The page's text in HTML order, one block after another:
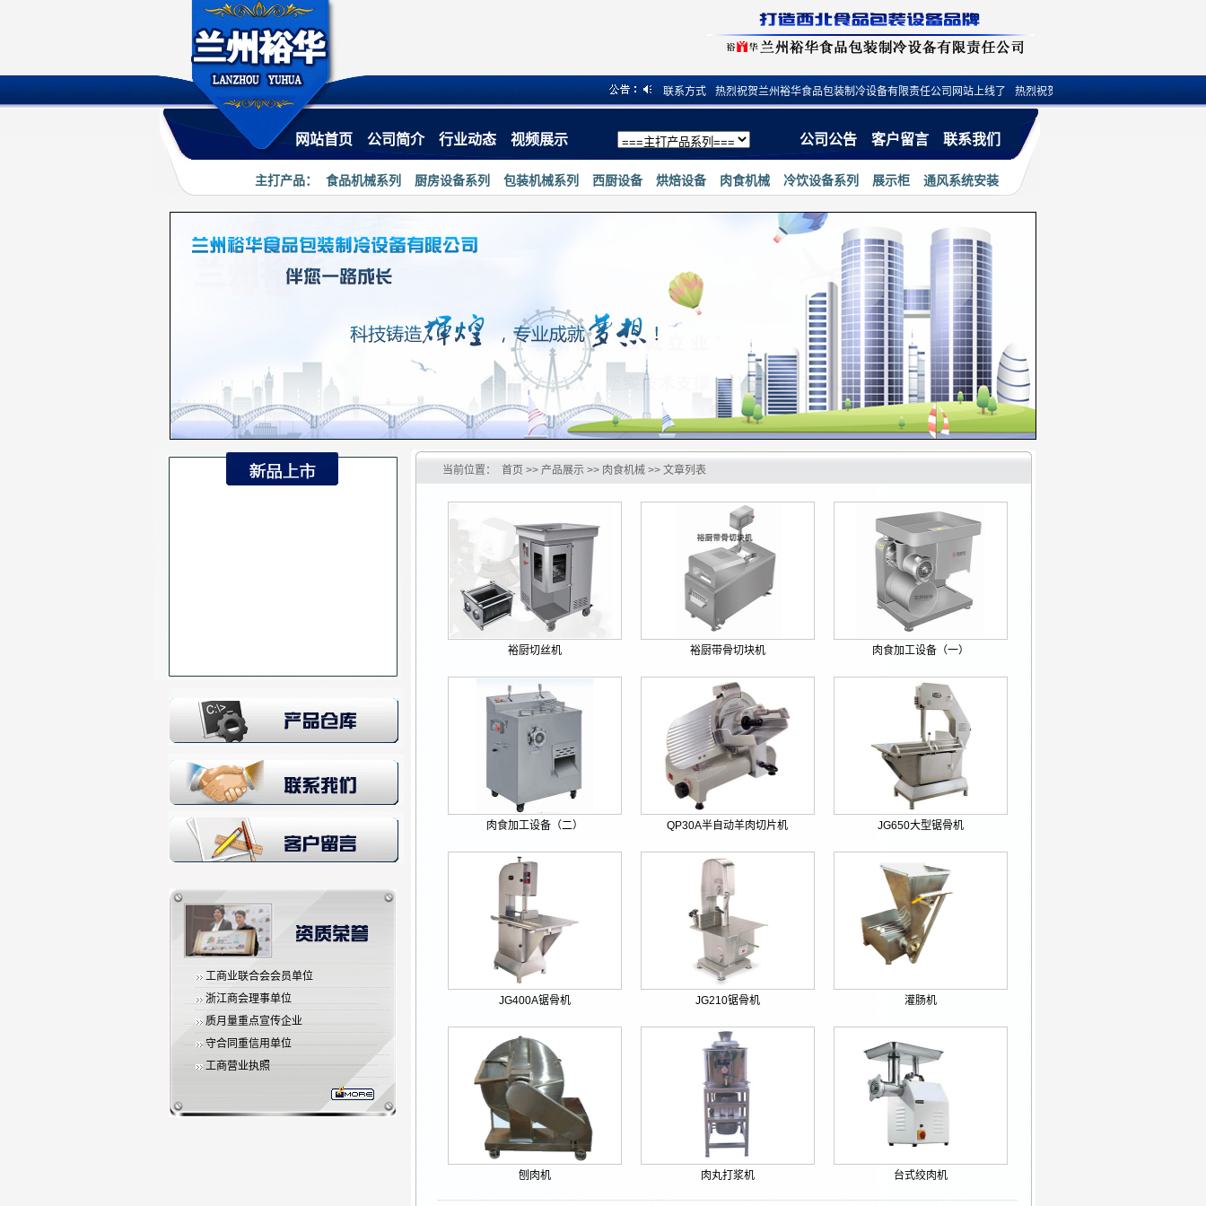
热烈祝贺兰州裕华食品机械有限公司小程序上线 · 联系方式·热烈祝贺兰州裕华食品包装制冷设备有限责任公司网站上线了 ·热烈祝贺兰州裕华食品机械有限公司小程序
网站首页 公司简介 行业动态 视频展示 公司公告 客户留言 联系我们
主打产品： 食品机械系列 厨房设备系列 包装机械系列 西厨设备 烘焙设备 肉食机械 冷饮设备系列 展示柜 通风系统安装
工商业联合会会员单位
浙江商会理事单位
质月量重点宣传企业
守合同重信用单位
工商营业执照
当前位置： 首页 >> 产品展示 >> 肉食机械 >> 文章列表
裕厨切丝机 裕厨带骨切块机 肉食加工设备（一）
肉食加工设备（二） QP30A半自动羊肉切片机 JG650大型锯骨机
JG400A锯骨机 JG210锯骨机 灌肠机
刨肉机 肉丸打浆机 台式绞肉机